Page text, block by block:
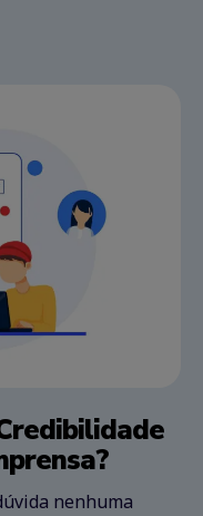
nenhuma